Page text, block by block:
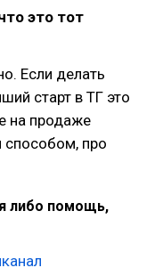
это тот
Если делать
старт в ТГ это
на продаже
способом, про
либо помощь,